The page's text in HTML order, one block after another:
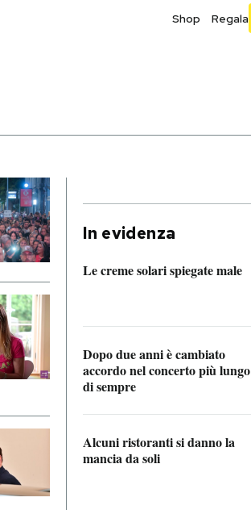
Shop Regala
In evidenza
Le creme solari spiegate male
Dopo due anni è cambiato
accordo nel concerto più lungo
di sempre
Alcuni ristoranti si danno la
mancia da soli